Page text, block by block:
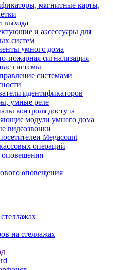
магнитные карты,
выхода
и аксессуары для
систем
умного дома
пожарная сигнализация
системы
системами
идентификаторов
умные реле
контроля доступа
модули умного дома
видеозвонки
Megacount
операций
оповещения
оповещения
на стеллажах